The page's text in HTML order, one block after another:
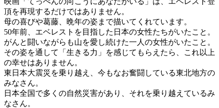
頂を再現するだけではありません。
母の喜びや葛藤、晩年の姿まで描いてくれています。
50年前、エベレストを目指した日本の女性たちがいたこと。
がんと闘いながらも山を愛し続けた一人の女性がいたこと。
その姿を通して「生きる力」を感じてもらえたら、これ以上
の幸せはありません。
東日本大震災を乗り越え、今もなお奮闘している東北地方の
みなさん。
日本全国で多くの自然災害があり、それを乗り越えているみ
なさん。